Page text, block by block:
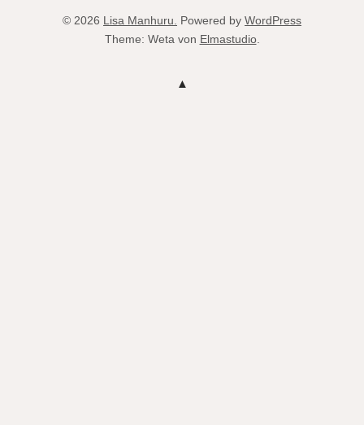
fb instag
© 2026 Lisa Manhuru. Powered by WordPress
Theme: Weta von Elmastudio.